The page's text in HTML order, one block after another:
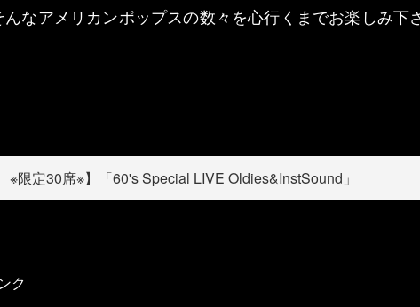
んなアメリカンポップスの数々を心行くまでお楽しみ下
※限定30席※】「60's Special LIVE Oldies&InstSound」
ク